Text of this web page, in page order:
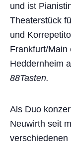
und ist
Theaterstück
und
Frankfurt/Main
Heddernheim
88Tasten.
Als Duo
Neuwirth seit
verschiedenen